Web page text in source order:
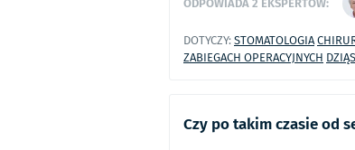
DOTYCZY:STOMATOLOGIA
ZABIEGACH OPERACYJNYCH
Czy po takim czasie od